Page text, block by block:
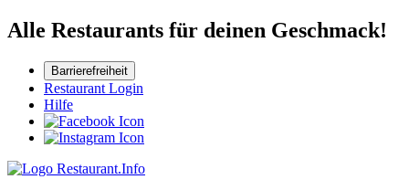
Alle Restaurants für deinen Geschmack!
Barrierefreiheit
Restaurant Login
Hilfe